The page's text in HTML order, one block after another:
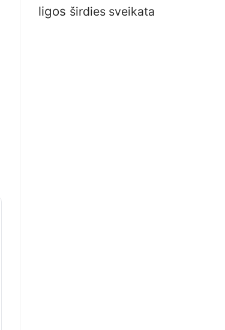
ligos širdies sveikata